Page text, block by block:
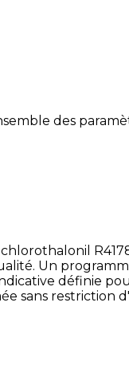
des
Un
définie
sans restriction